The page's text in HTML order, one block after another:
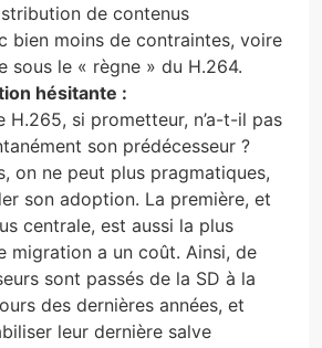
de contenus
bien moins de contraintes, voire
sous le « règne » du H.264.
hésitante :
H.265, si prometteur, n’a-t-il pas
son prédécesseur ?
on ne peut plus pragmatiques,
son adoption. La première, et
centrale, est aussi la plus
migration a un coût. Ainsi, de
sont passés de la SD à la
des dernières années, et
leur dernière salve